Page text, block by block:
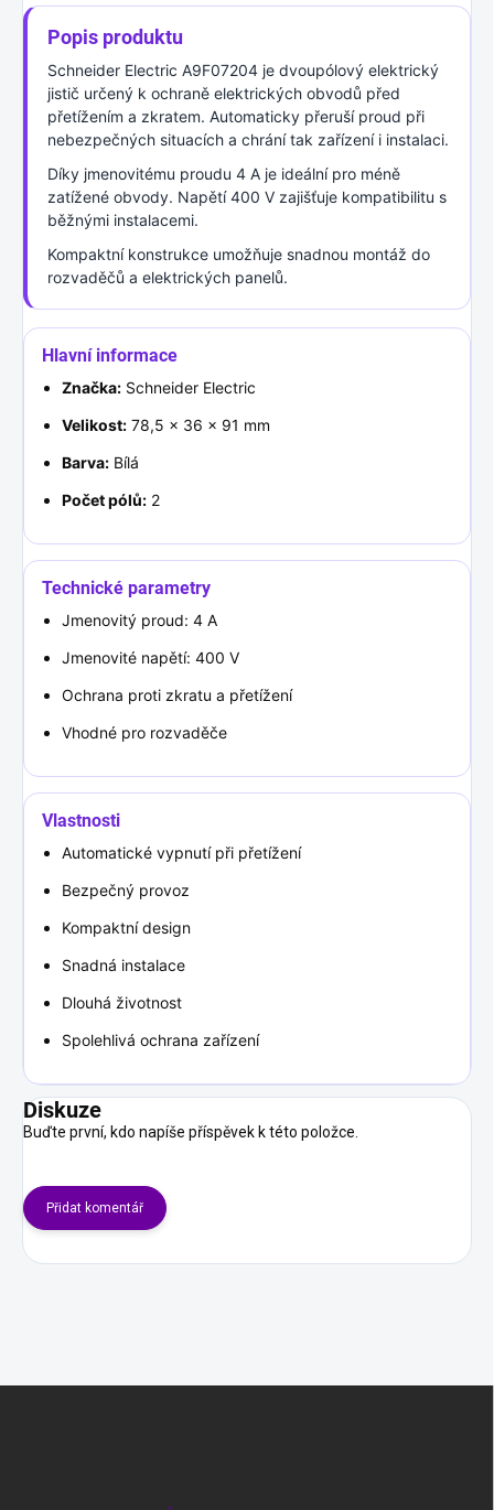
Popis produktu
Schneider Electric A9F07204 je dvoupólový elektrický
jistič určený k ochraně elektrických obvodů před
přetížením a zkratem. Automaticky přeruší proud při
nebezpečných situacích a chrání tak zařízení i instalaci.
Díky jmenovitému proudu 4 A je ideální pro méně
zatížené obvody. Napětí 400 V zajišťuje kompatibilitu s
běžnými instalacemi.
Kompaktní konstrukce umožňuje snadnou montáž do
rozvaděčů a elektrických panelů.
Hlavní informace
Značka: Schneider Electric
Velikost: 78,5 × 36 × 91 mm
Barva: Bílá
Počet pólů: 2
Technické parametry
Jmenovitý proud: 4 A
Jmenovité napětí: 400 V
Ochrana proti zkratu a přetížení
Vhodné pro rozvaděče
Vlastnosti
Automatické vypnutí při přetížení
Bezpečný provoz
Kompaktní design
Snadná instalace
Dlouhá životnost
Spolehlivá ochrana zařízení
Diskuze
Buďte první, kdo napíše příspěvek k této položce.
Přidat komentář